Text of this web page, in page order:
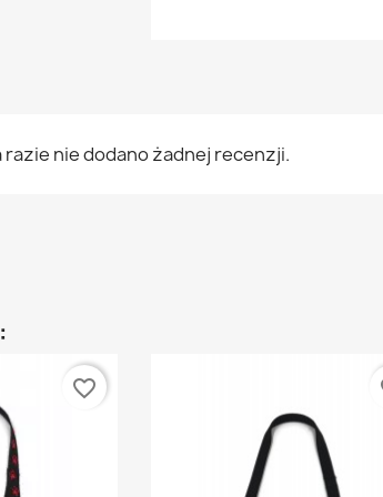
razie nie dodano żadnej recenzji.
favorite_border